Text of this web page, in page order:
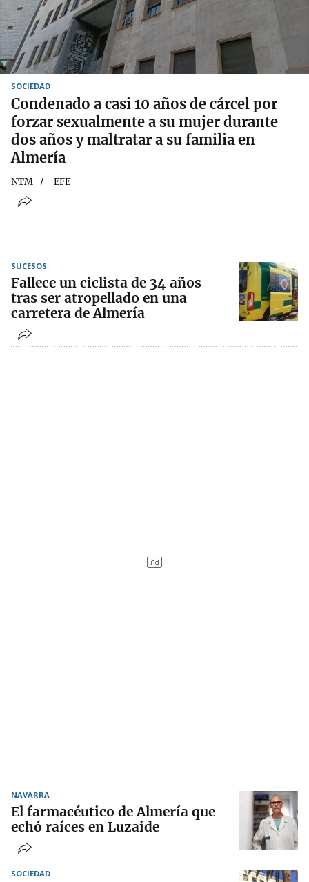
SOCIEDAD
Condenado a casi 10 años de cárcel por
forzar sexualmente a su mujer durante
dos años y maltratar a su familia en
Almería
NTM EFE
SUCESOS
Fallece un ciclista de 34 años
tras ser atropellado en una
carretera de Almería
NAVARRA
El farmacéutico de Almería que
echó raíces en Luzaide
SOCIEDAD